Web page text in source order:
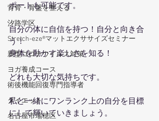
背骨・骨盤を整える
汐路学区
Stretch-eze®マットエクササイズセミナー
新型コロナウイルス対策
ヨガ養成コース
術後機能回復専門指導者
ダイエット
名古屋市瑞穂区
ポートも可能です。
自分の体に自信を持つ！自分と向き合
う！
身体を動かす楽しさを知る！
どれも大切な気持ちです。
私と一緒にワンランク上の自分を目標
にして輝いていきましょう。